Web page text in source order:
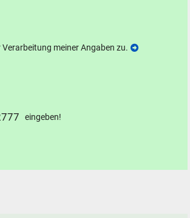
Verarbeitung meiner Angaben zu.
777 eingeben!